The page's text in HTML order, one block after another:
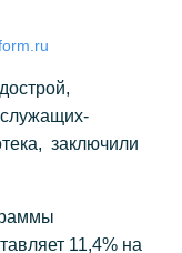
заключили
11,4% на